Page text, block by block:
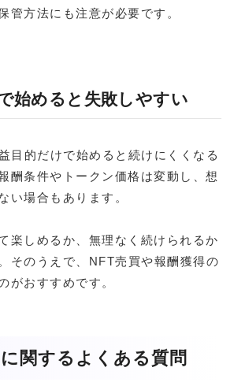
管方法にも注意が必要です。
始めると失敗しやすい
目的だけで始めると続けにくくなる
酬条件やトークン価格は変動し、想
い場合もあります。
楽しめるか、無理なく続けられるか
そのうえで、NFT売買や報酬獲得の
がおすすめです。
関するよくある質問